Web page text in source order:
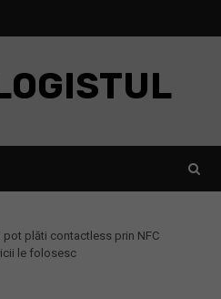
plăti contactless prin NFC
le folosesc